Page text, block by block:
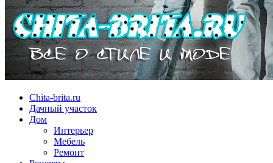
Chita-brita.ru
Дачный участок
Дом
Интерьер
Мебель
Ремонт